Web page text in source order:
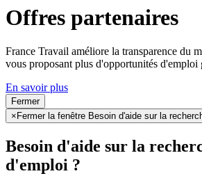
Offres partenaires
France Travail améliore la transparence du
vous proposant plus d'opportunités d'emploi
En savoir plus
Fermer
× Fermer la fenêtre Besoin d'aide sur la
Besoin d'aide sur la
d'emploi ?